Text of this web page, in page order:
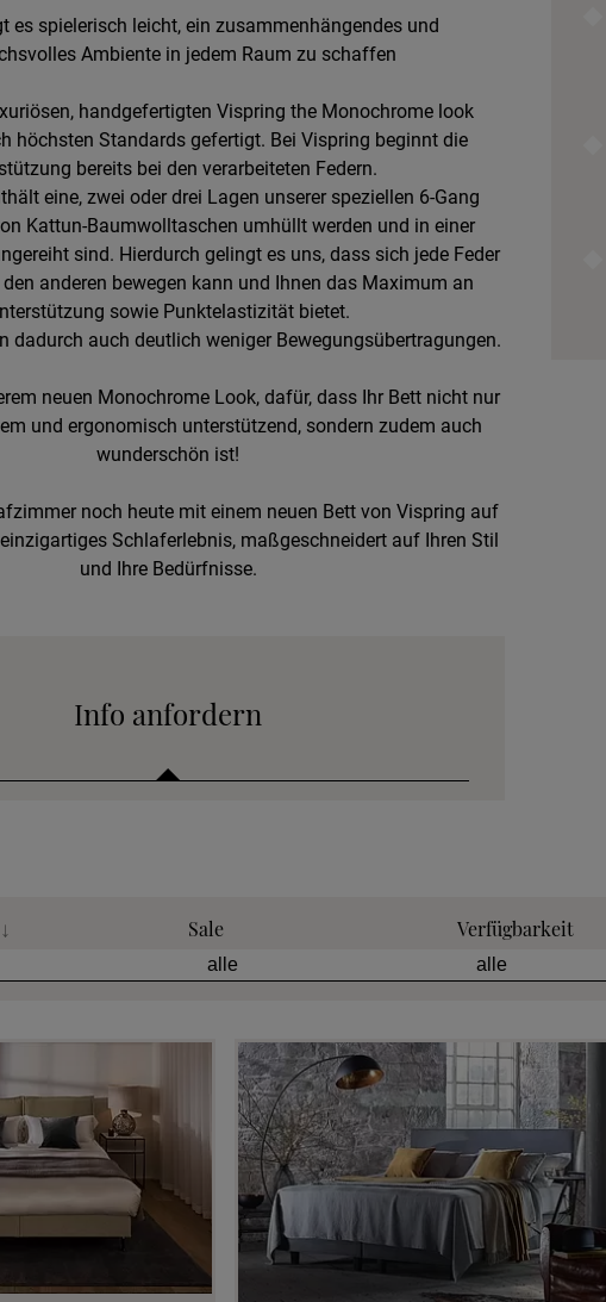
es spielerisch leicht, ein zusammenhängendes und
Ambiente in jedem Raum zu schaffen
handgefertigten Vispring the Monochrome look
höchsten Standards gefertigt. Bei Vispring beginnt die
bereits bei den verarbeiteten Federn.
eine, zwei oder drei Lagen unserer speziellen 6-Gang
Kattun-Baumwolltaschen umhüllt werden und in einer
sind. Hierdurch gelingt es uns, dass sich jede Feder
anderen bewegen kann und Ihnen das Maximum an
sowie Punktelastizität bietet.
dadurch auch deutlich weniger Bewegungsübertragungen.
neuen Monochrome Look, dafür, dass Ihr Bett nicht nur
und ergonomisch unterstützend, sondern zudem auch
wunderschön ist!
noch heute mit einem neuen Bett von Vispring auf
Schlaferlebnis, maßgeschneidert auf Ihren Stil
und Ihre Bedürfnisse.
Info anfordern
Stoffkollektion anfordern
Beratung anfordern
Angebot anfordern
vereinbaren
Probeschlafen im Hotel
↓ Sale Verfügbarkeit